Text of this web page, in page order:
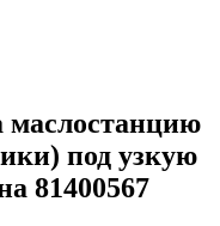
маслостанцию
под узкую
81400567